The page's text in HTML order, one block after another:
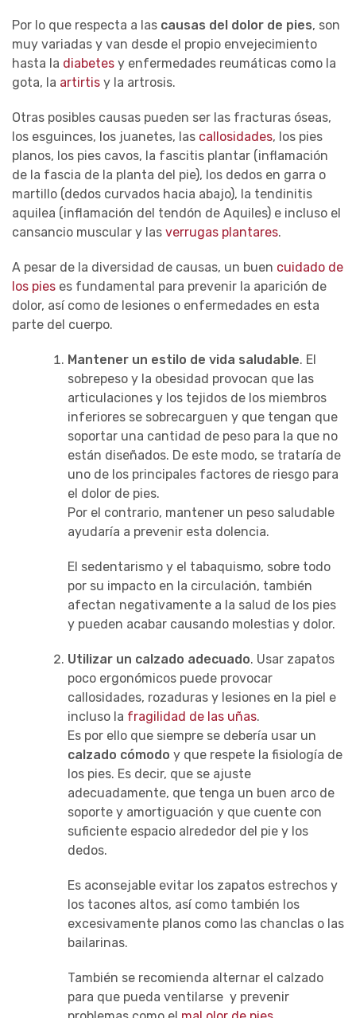
Por lo que respecta a las causas del dolor de pies, son
muy variadas y van desde el propio envejecimiento
hasta la diabetes y enfermedades reumáticas como la
gota, la artirtis y la artrosis.
Otras posibles causas pueden ser las fracturas óseas,
los esguinces, los juanetes, las callosidades, los pies
planos, los pies cavos, la fascitis plantar (inflamación
de la fascia de la planta del pie), los dedos en garra o
martillo (dedos curvados hacia abajo), la tendinitis
aquilea (inflamación del tendón de Aquiles) e incluso el
cansancio muscular y las verrugas plantares.
A pesar de la diversidad de causas, un buen cuidado de
los pies es fundamental para prevenir la aparición de
dolor, así como de lesiones o enfermedades en esta
parte del cuerpo.
Mantener un estilo de vida saludable. El
sobrepeso y la obesidad provocan que las
articulaciones y los tejidos de los miembros
inferiores se sobrecarguen y que tengan que
soportar una cantidad de peso para la que no
están diseñados. De este modo, se trataría de
uno de los principales factores de riesgo para
el dolor de pies.
Por el contrario, mantener un peso saludable
ayudaría a prevenir esta dolencia.
El sedentarismo y el tabaquismo, sobre todo
por su impacto en la circulación, también
afectan negativamente a la salud de los pies
y pueden acabar causando molestias y dolor.
Utilizar un calzado adecuado. Usar zapatos
poco ergonómicos puede provocar
callosidades, rozaduras y lesiones en la piel e
incluso la fragilidad de las uñas.
Es por ello que siempre se debería usar un
calzado cómodo y que respete la fisiología de
los pies. Es decir, que se ajuste
adecuadamente, que tenga un buen arco de
soporte y amortiguación y que cuente con
suficiente espacio alrededor del pie y los
dedos.
Es aconsejable evitar los zapatos estrechos y
los tacones altos, así como también los
excesivamente planos como las chanclas o las
bailarinas.
También se recomienda alternar el calzado
para que pueda ventilarse y prevenir